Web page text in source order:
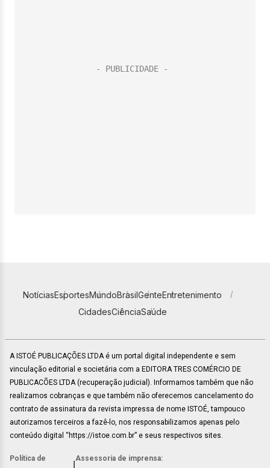
NotíciasEsportesMundoBrasilGenteEntretenimento
CidadesCiênciaSaúde
A ISTOÉ PUBLICAÇÕES LTDA é um portal digital independente e sem
vinculação editorial e societária com a EDITORA TRES COMÉRCIO DE
PUBLICACÕES LTDA (recuperação judicial). Informamos também que não
realizamos cobranças e que também não oferecemos cancelamento do
contrato de assinatura da revista impressa de nome ISTOÉ, tampouco
autorizamos terceiros a fazê-lo, nos responsabilizamos apenas pelo
conteúdo digital “https://istoe.com.br” e seus respectivos sites.
Política de
Assessoria de imprensa: